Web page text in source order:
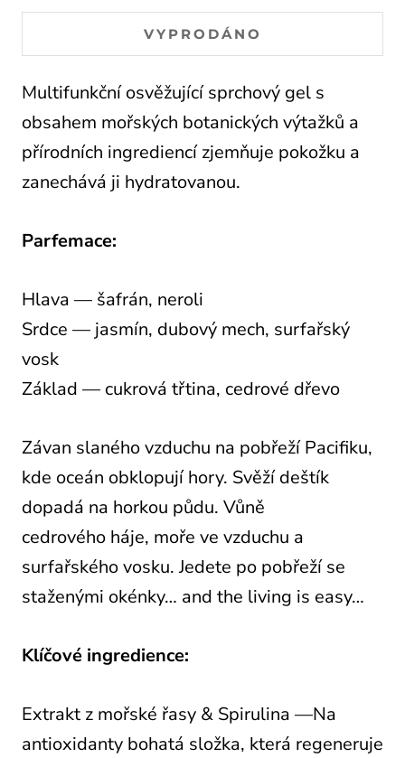
VYPRODÁNO
Multifunkční osvěžující sprchový gel s
obsahem mořských botanických výtažků a
přírodních ingrediencí zjemňuje pokožku a
zanechává ji hydratovanou.
Parfemace:
Hlava — šafrán, neroli
Srdce — jasmín, dubový mech, surfařský
vosk
Základ — cukrová třtina, cedrové dřevo
Závan slaného vzduchu na pobřeží Pacifiku,
kde oceán obklopují hory. Svěží deštík
dopadá na horkou půdu. Vůně
cedrového háje, moře ve vzduchu a
surfařského vosku. Jedete po pobřeží se
staženými okénky… and the living is easy…
Klíčové ingredience:
Extrakt z mořské řasy & Spirulina —Na
antioxidanty bohatá složka, která regeneruje